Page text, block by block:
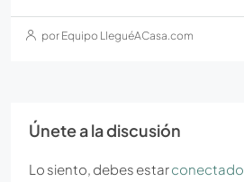
por Equipo LleguéACasa.com
Únete a la discusión
Lo siento, debes estarconectado